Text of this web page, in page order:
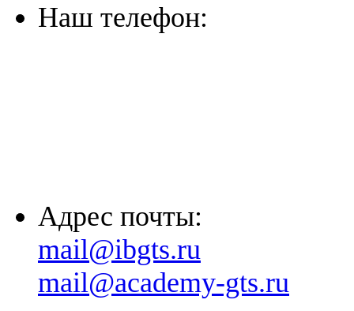
Наш телефон:
Адрес почты:
mail@ibgts.ru
mail@academy-gts.ru